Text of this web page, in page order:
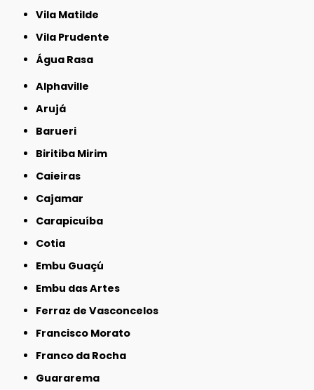
Vila Matilde
Vila Prudente
Água Rasa
Alphaville
Arujá
Barueri
Biritiba Mirim
Caieiras
Cajamar
Carapicuíba
Cotia
Embu Guaçú
Embu das Artes
Ferraz de Vasconcelos
Francisco Morato
Franco da Rocha
Guararema